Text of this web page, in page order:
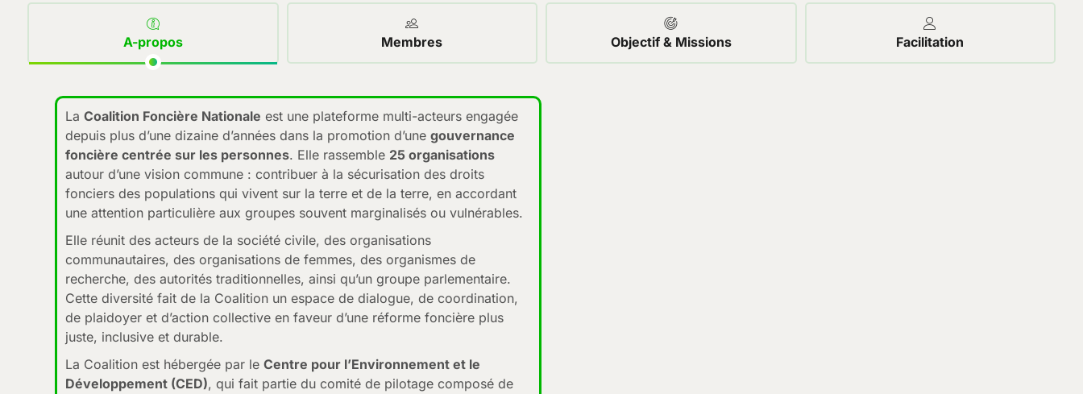
A-propos Membres Objectif & Missions Facilitation
La Coalition Foncière Nationale est une plateforme multi-acteurs engagée
depuis plus d’une dizaine d’années dans la promotion d’une gouvernance
foncière centrée sur les personnes. Elle rassemble 25 organisations
autour d’une vision commune : contribuer à la sécurisation des droits
fonciers des populations qui vivent sur la terre et de la terre, en accordant
une attention particulière aux groupes souvent marginalisés ou vulnérables.
Elle réunit des acteurs de la société civile, des organisations
communautaires, des organisations de femmes, des organismes de
recherche, des autorités traditionnelles, ainsi qu’un groupe parlementaire.
Cette diversité fait de la Coalition un espace de dialogue, de coordination,
de plaidoyer et d’action collective en faveur d’une réforme foncière plus
juste, inclusive et durable.
La Coalition est hébergée par le Centre pour l’Environnement et le
Développement (CED), qui fait partie du comité de pilotage composé de